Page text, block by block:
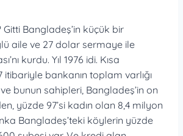
Gitti Bangladeş’in küçük bir
aile ve 27 dolar sermaye ile
kurdu. Yıl 1976 idi. Kısa
itibariyle bankanın toplam varlığı
bunun sahipleri, Bangladeş’in on
yüzde 97’si kadın olan 8,4 milyon
Bangladeş’teki köylerin yüzde